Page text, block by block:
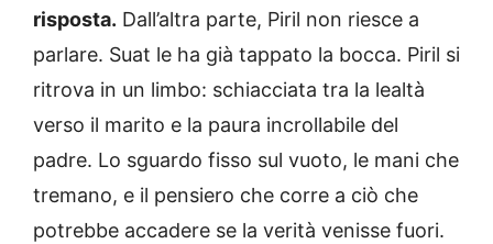
risposta. Dall’altra parte, Piril non riesce a
parlare. Suat le ha già tappato la bocca. Piril si
ritrova in un limbo: schiacciata tra la lealtà
verso il marito e la paura incrollabile del
padre. Lo sguardo fisso sul vuoto, le mani che
tremano, e il pensiero che corre a ciò che
potrebbe accadere se la verità venisse fuori.